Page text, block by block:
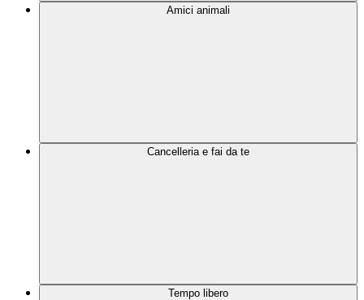
Amici animali
Cancelleria e fai da te
Tempo libero